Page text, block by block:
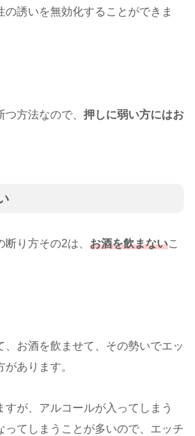
の誘いを無効化することができま
方法なので、 押しに弱い方にはお
り方その2は、 お酒を飲まないこ
、お酒を飲ませて、その勢いでエッ
あります。
すが、アルコールが入ってしまう
ってしまうことが多いので、エッチ